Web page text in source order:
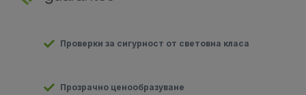
Проверки за сигурност от световна класа
Прозрачно ценообразуване